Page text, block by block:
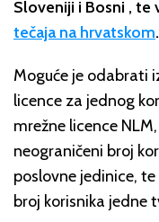
Sloveniji i Bosni ,
tečaja na hrvatskom.
Moguće je odabrati
licence za jednog
mrežne licence
neograničeni broj
poslovne jedinice,
broj korisnika jedne